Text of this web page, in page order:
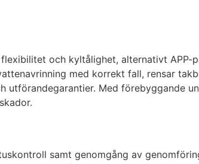
och kyltålighet, alternativt APP-
med korrekt fall, rensar
Med förebyggande
samt genomgång av